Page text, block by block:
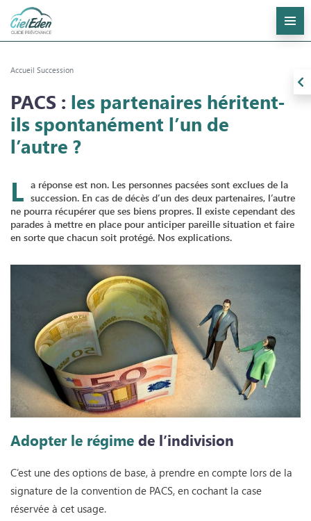
Accueil Succession
PACS : les partenaires héritent-
ils spontanément l’un de
l’autre ?
L a réponse est non. Les personnes pacsées sont exclues de la
succession. En cas de décès d’un des deux partenaires, l’autre
ne pourra récupérer que ses biens propres. Il existe cependant des
parades à mettre en place pour anticiper pareille situation et faire
en sorte que chacun soit protégé. Nos explications.
Adopter le régime de l’indivision
C’est une des options de base, à prendre en compte lors de la
signature de la convention de PACS, en cochant la case
réservée à cet usage.